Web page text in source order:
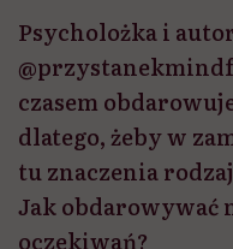
Psycholożka i
czasem
dlatego, żeby w
tu znaczenia
Jak obdarowywać
oczekiwań?